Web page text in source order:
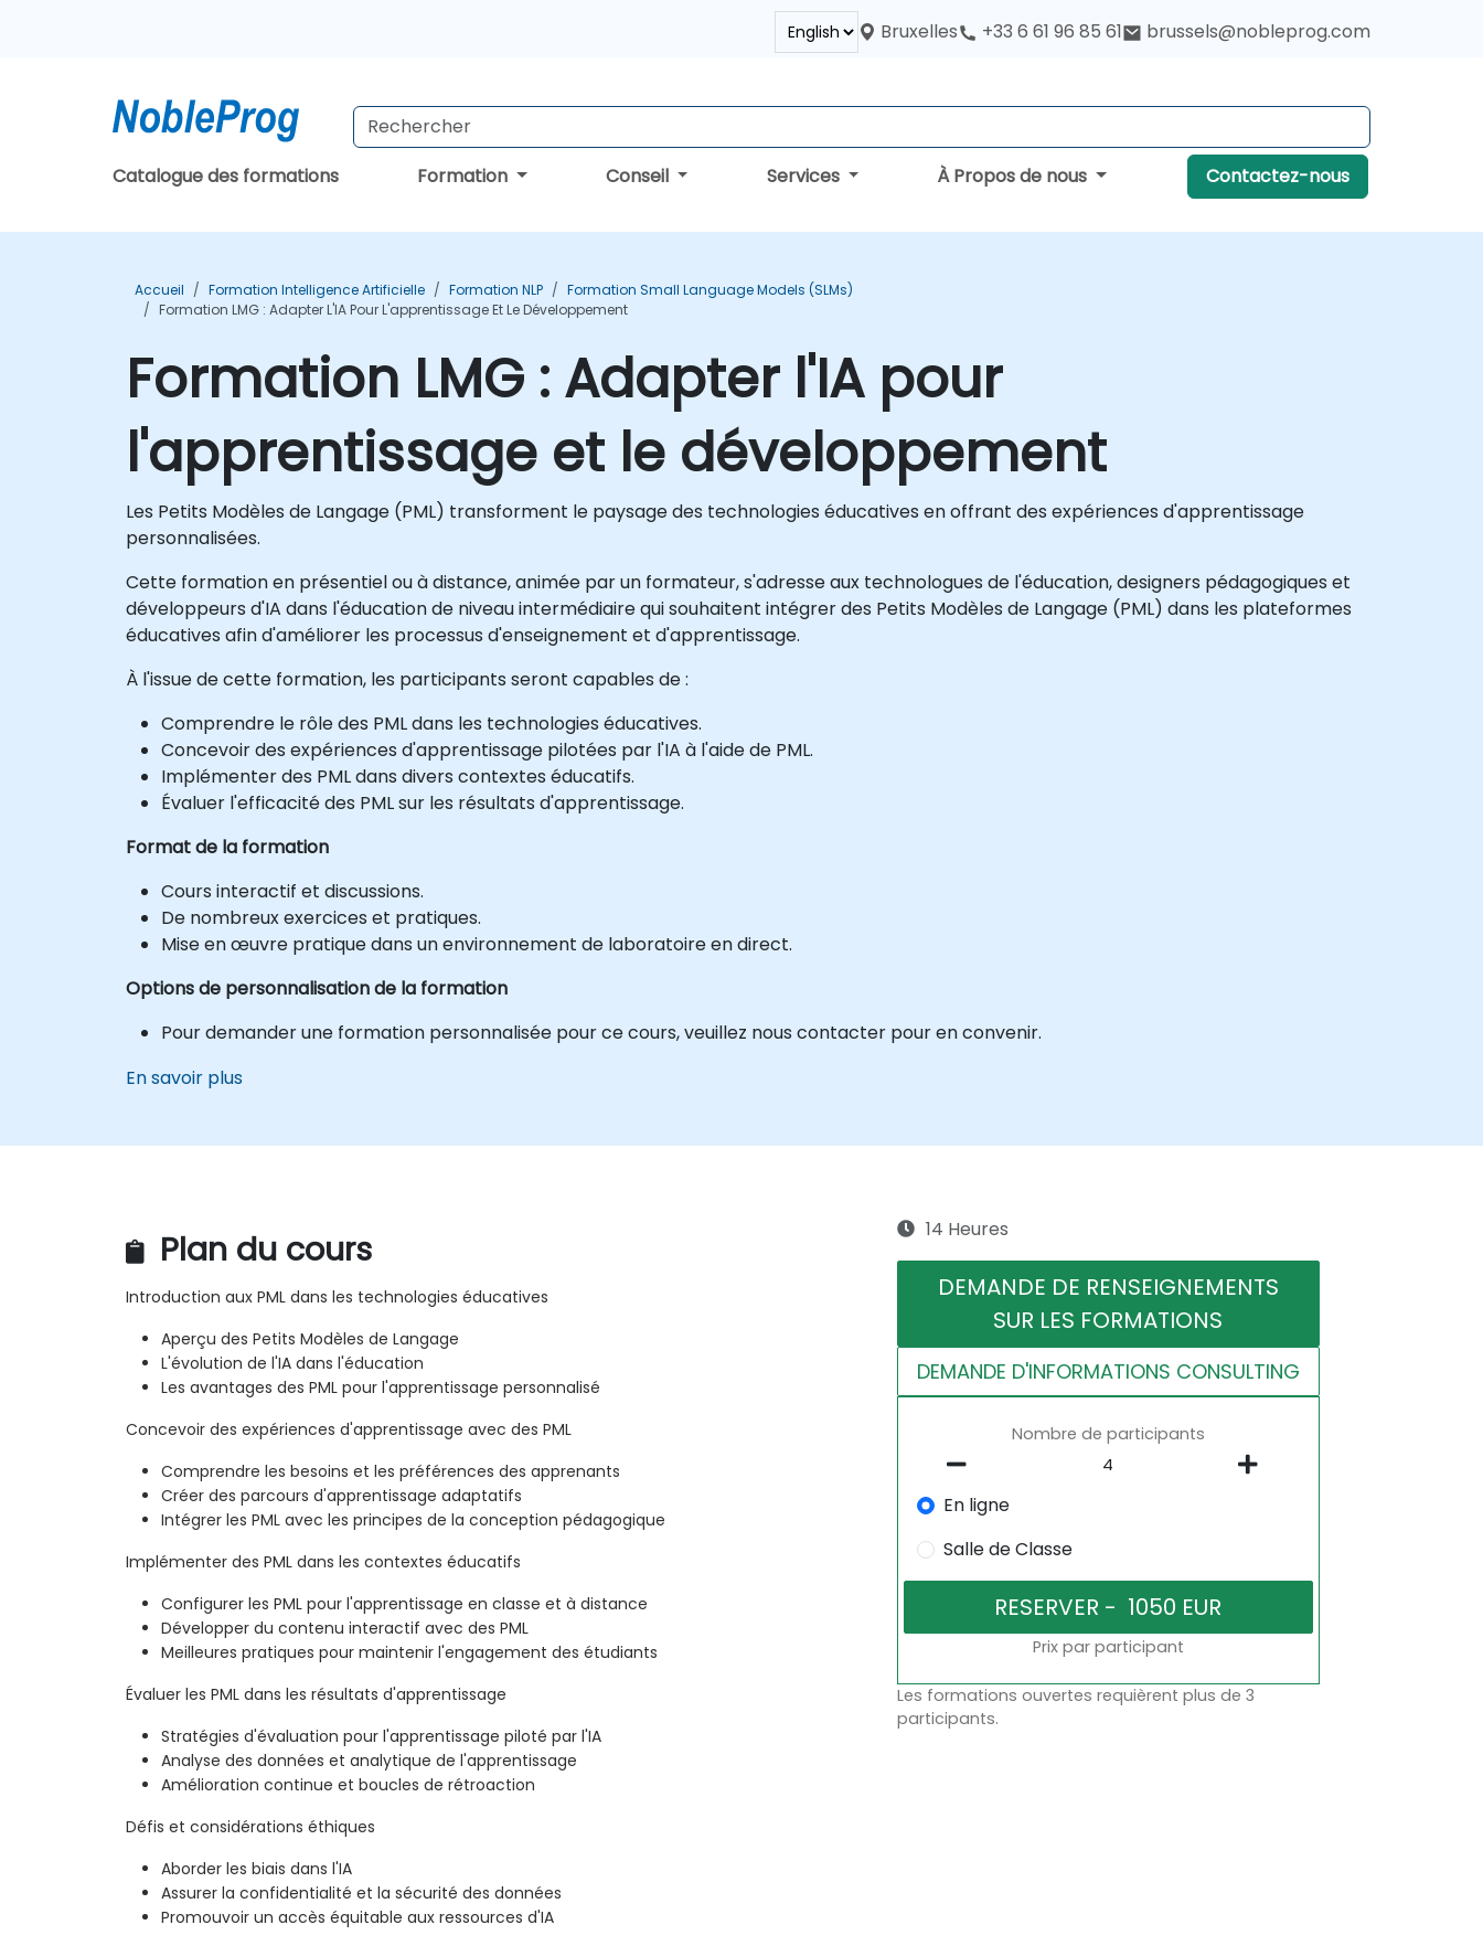
Bruxelles +33 6 61 96 85 61 brussels@nobleprog.com
Catalogue des formations Formation Conseil Services À Propos de nous Contactez-nous
Accueil Formation Intelligence Artificielle Formation NLP
Formation Small Language Models (SLMs)
Formation LMG : Adapter L'IA Pour L'apprentissage Et Le Développement
Formation LMG : Adapter l'IA pour
l'apprentissage et le développement
Les Petits Modèles de Langage (PML) transforment le paysage des technologies éducatives en offrant des expériences d'apprentissage
personnalisées.
Cette formation en présentiel ou à distance, animée par un formateur, s'adresse aux technologues de l'éducation, designers pédagogiques et
développeurs d'IA dans l'éducation de niveau intermédiaire qui souhaitent intégrer des Petits Modèles de Langage (PML) dans les plateformes
éducatives afin d'améliorer les processus d'enseignement et d'apprentissage.
À l'issue de cette formation, les participants seront capables de :
Comprendre le rôle des PML dans les technologies éducatives.
Concevoir des expériences d'apprentissage pilotées par l'IA à l'aide de PML.
Implémenter des PML dans divers contextes éducatifs.
Évaluer l'efficacité des PML sur les résultats d'apprentissage.
Format de la formation
Cours interactif et discussions.
De nombreux exercices et pratiques.
Mise en œuvre pratique dans un environnement de laboratoire en direct.
Options de personnalisation de la formation
Pour demander une formation personnalisée pour ce cours, veuillez nous contacter pour en convenir.
En savoir plus
Plan du cours
Introduction aux PML dans les technologies éducatives
Aperçu des Petits Modèles de Langage
L'évolution de l'IA dans l'éducation
Les avantages des PML pour l'apprentissage personnalisé
Concevoir des expériences d'apprentissage avec des PML
Comprendre les besoins et les préférences des apprenants
Créer des parcours d'apprentissage adaptatifs
Intégrer les PML avec les principes de la conception pédagogique
Implémenter des PML dans les contextes éducatifs
Configurer les PML pour l'apprentissage en classe et à distance
Développer du contenu interactif avec des PML
Meilleures pratiques pour maintenir l'engagement des étudiants
Évaluer les PML dans les résultats d'apprentissage
Stratégies d'évaluation pour l'apprentissage piloté par l'IA
Analyse des données et analytique de l'apprentissage
Amélioration continue et boucles de rétroaction
Défis et considérations éthiques
Aborder les biais dans l'IA
Assurer la confidentialité et la sécurité des données
Promouvoir un accès équitable aux ressources d'IA
14 Heures
DEMANDE DE RENSEIGNEMENTS
SUR LES FORMATIONS
DEMANDE D'INFORMATIONS CONSULTING
Nombre de participants
En ligne
Salle de Classe
Prix par participant
Les formations ouvertes requièrent plus de 3
participants.